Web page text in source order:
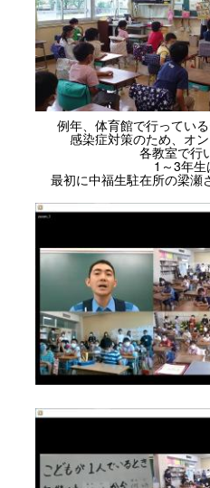
例年、体育館で行ってい
感染症対策のため、オ
各教室で行
1～3年
最初に中福生駐在所の梁瀬